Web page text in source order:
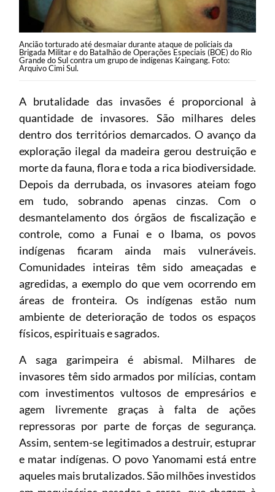
Ancião torturado até desmaiar durante ataque de policiais da
Brigada Militar e do Batalhão de Operações Especiais (BOE) do Rio
Grande do Sul contra um grupo de indígenas Kaingang. Foto:
Arquivo Cimi Sul.
A brutalidade das invasões é proporcional à
quantidade de invasores. São milhares deles
dentro dos territórios demarcados. O avanço da
exploração ilegal da madeira gerou destruição e
morte da fauna, flora e toda a rica biodiversidade.
Depois da derrubada, os invasores ateiam fogo
em tudo, sobrando apenas cinzas. Com o
desmantelamento dos órgãos de fiscalização e
controle, como a Funai e o Ibama, os povos
indígenas ficaram ainda mais vulneráveis.
Comunidades inteiras têm sido ameaçadas e
agredidas, a exemplo do que vem ocorrendo em
áreas de fronteira. Os indígenas estão num
ambiente de deterioração de todos os espaços
físicos, espirituais e sagrados.
A saga garimpeira é abismal. Milhares de
invasores têm sido armados por milícias, contam
com investimentos vultosos de empresários e
agem livremente graças à falta de ações
repressoras por parte de forças de segurança.
Assim, sentem-se legitimados a destruir, estuprar
e matar indígenas. O povo Yanomami está entre
aqueles mais brutalizados. São milhões investidos